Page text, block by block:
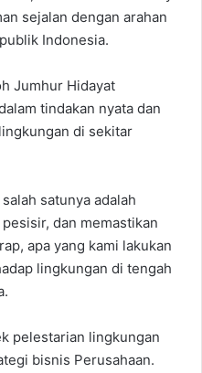
sejalan dengan arahan
Indonesia.
Jumhur Hidayat
tindakan nyata dan
di sekitar
satunya adalah
dan memastikan
apa yang kami lakukan
lingkungan di tengah
pelestarian lingkungan
bisnis Perusahaan.